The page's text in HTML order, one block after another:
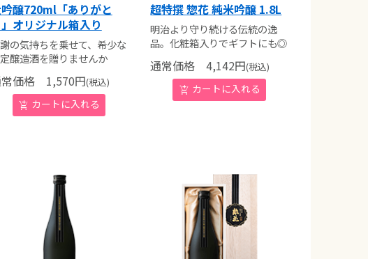
醸720ml「ありがと
オリジナル箱入り
の気持ちを乗せて、希少な
醸造酒を贈りませんか
価格1,570円(税込)
超特撰 惣花 純米吟醸 1.8L
明治より守り続ける伝統の逸
品。化粧箱入りでギフトにも◎
通常価格 4,142円(税込)